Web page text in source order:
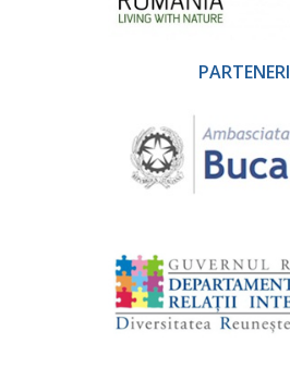
PARTENERI